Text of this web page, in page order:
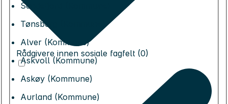
Sandefjord (Kommune)
Tønsberg (Kommune)
Alver (Kommune)
Askvoll (Kommune)
Askøy (Kommune)
Aurland (Kommune)
Rådgivere innen sosiale fagfelt (0)